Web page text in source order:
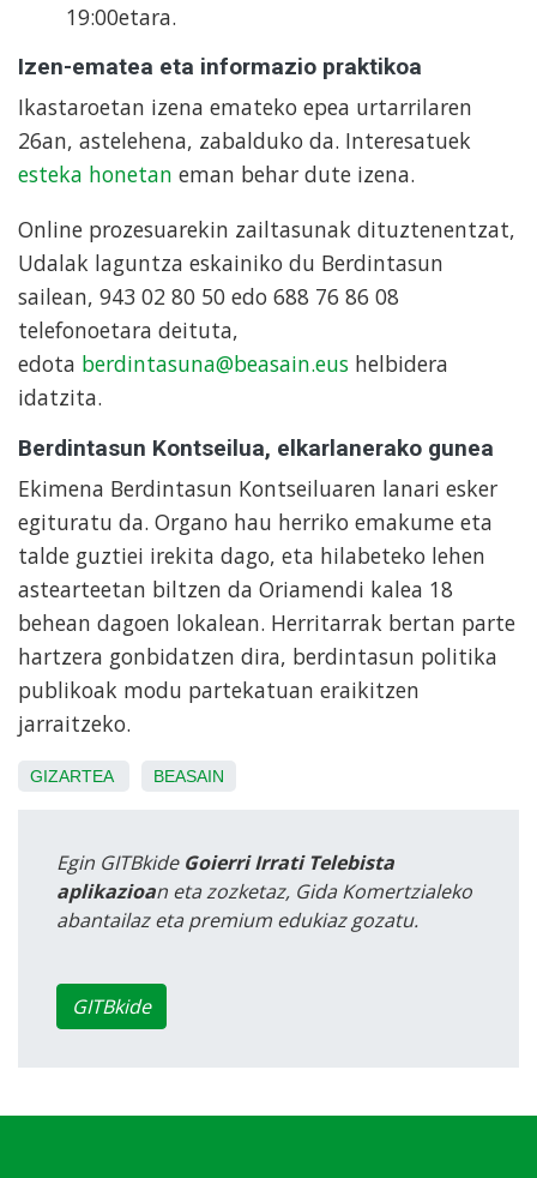
19:00etara.
Izen-ematea eta informazio praktikoa
Ikastaroetan izena emateko epea urtarrilaren
26an, astelehena, zabalduko da. Interesatuek
esteka honetan eman behar dute izena.
Online prozesuarekin zailtasunak dituztenentzat,
Udalak laguntza eskainiko du Berdintasun
sailean, 943 02 80 50 edo 688 76 86 08
telefonoetara deituta,
edota berdintasuna@beasain.eus helbidera
idatzita.
Berdintasun Kontseilua, elkarlanerako gunea
Ekimena Berdintasun Kontseiluaren lanari esker
egituratu da. Organo hau herriko emakume eta
talde guztiei irekita dago, eta hilabeteko lehen
astearteetan biltzen da Oriamendi kalea 18
behean dagoen lokalean. Herritarrak bertan parte
hartzera gonbidatzen dira, berdintasun politika
publikoak modu partekatuan eraikitzen
jarraitzeko.
GIZARTEA BEASAIN
Egin GITBkide Goierri Irrati Telebista
aplikazioan eta zozketaz, Gida Komertzialeko
abantailaz eta premium edukiaz gozatu.
GITBkide